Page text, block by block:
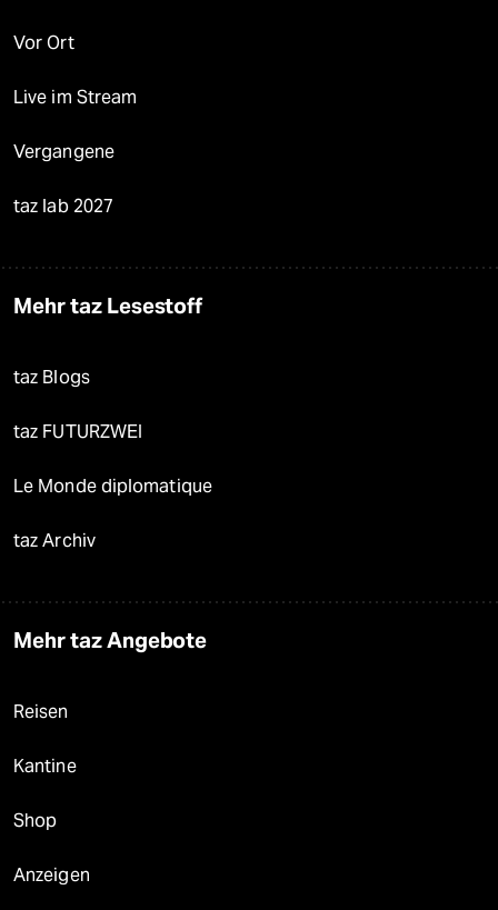
Vor Ort
Live im Stream
Vergangene
taz lab 2027
Mehr taz Lesestoff
taz Blogs
taz FUTURZWEI
Le Monde diplomatique
taz Archiv
Mehr taz Angebote
Reisen
Kantine
Shop
Anzeigen